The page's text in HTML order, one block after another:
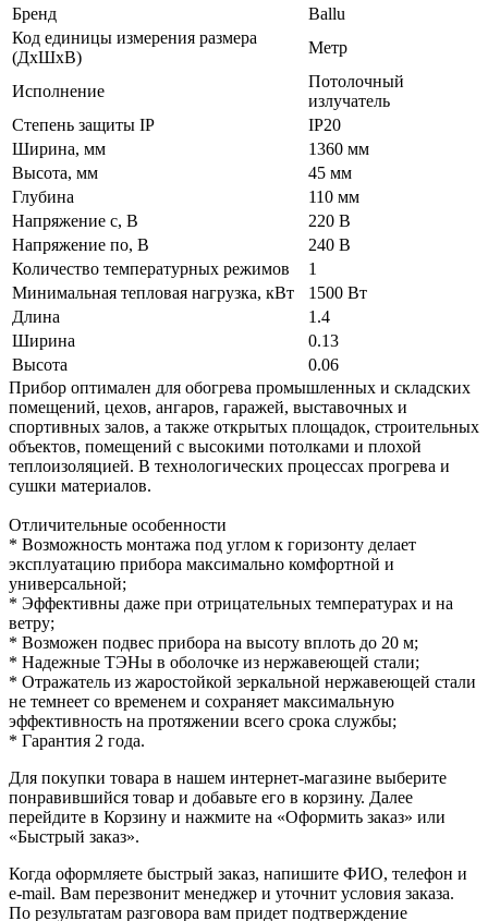
Бренд
Ballu
Код единицы измерения размера
(ДхШхВ)
Метр
Исполнение
Потолочный
излучатель
Степень защиты IP
IP20
Ширина, мм
1360 мм
Высота, мм
45 мм
Глубина
110 мм
Напряжение с, В
220 В
Напряжение по, В
240 В
Количество температурных режимов
1
Минимальная тепловая нагрузка, кВт
1500 Вт
Длина
1.4
Ширина
0.13
Высота
0.06
Прибор оптимален для обогрева промышленных и складских
помещений, цехов, ангаров, гаражей, выставочных и
спортивных залов, а также открытых площадок, строительных
объектов, помещений с высокими потолками и плохой
теплоизоляцией. В технологических процессах прогрева и
сушки материалов.
Отличительные особенности
* Возможность монтажа под углом к горизонту делает
эксплуатацию прибора максимально комфортной и
универсальной;
* Эффективны даже при отрицательных температурах и на
ветру;
* Возможен подвес прибора на высоту вплоть до 20 м;
* Надежные ТЭНы в оболочке из нержавеющей стали;
* Отражатель из жаростойкой зеркальной нержавеющей стали
не темнеет со временем и сохраняет максимальную
эффективность на протяжении всего срока службы;
* Гарантия 2 года.
Для покупки товара в нашем интернет-магазине выберите
понравившийся товар и добавьте его в корзину. Далее
перейдите в Корзину и нажмите на «Оформить заказ» или
«Быстрый заказ».
Когда оформляете быстрый заказ, напишите ФИО, телефон и
e-mail. Вам перезвонит менеджер и уточнит условия заказа.
По результатам разговора вам придет подтверждение